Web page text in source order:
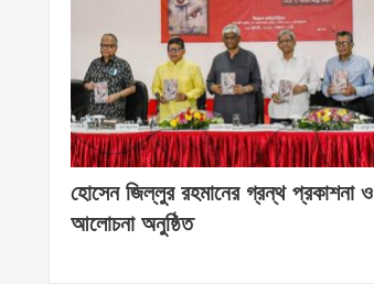
হোসেন জিল্লুর রহমানের গ্রন্থ প্রকাশনা ও
আলোচনা অনুষ্ঠিত